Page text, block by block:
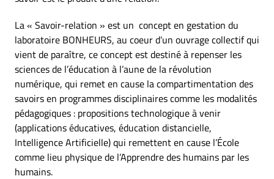
La « Savoir-relation » est un concept en gestation du
laboratoire BONHEURS, au coeur d’un ouvrage collectif qui
vient de paraître, ce concept est destiné à repenser les
sciences de l’éducation à l’aune de la révolution
numérique, qui remet en cause la compartimentation des
savoirs en programmes disciplinaires comme les modalités
pédagogiques : propositions technologique à venir
(applications éducatives, éducation distancielle,
Intelligence Artificielle) qui remettent en cause l’École
comme lieu physique de l’Apprendre des humains par les
humains.